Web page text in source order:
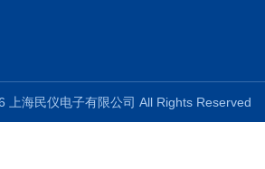
上海民仪电子有限公司 All Rights